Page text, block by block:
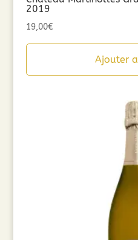
2019
19,00€
Ajouter